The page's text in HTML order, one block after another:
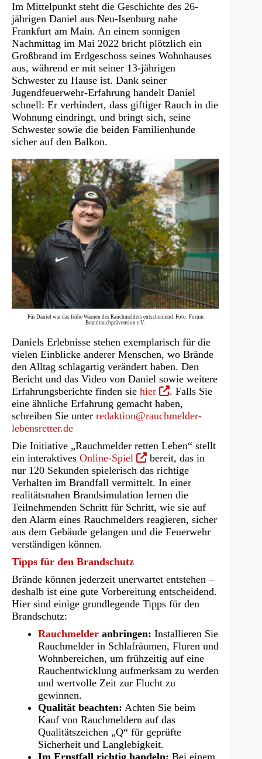
Im Mittelpunkt steht die Geschichte des 26-
jährigen Daniel aus Neu-Isenburg nahe
Frankfurt am Main. An einem sonnigen
Nachmittag im Mai 2022 bricht plötzlich ein
Großbrand im Erdgeschoss seines Wohnhauses
aus, während er mit seiner 13-jährigen
Schwester zu Hause ist. Dank seiner
Jugendfeuerwehr-Erfahrung handelt Daniel
schnell: Er verhindert, dass giftiger Rauch in die
Wohnung eindringt, und bringt sich, seine
Schwester sowie die beiden Familienhunde
sicher auf den Balkon.
Für Daniel war das frühe Warnen des Rauchmelders entscheidend. Foto: Forum
Brandrauchprävention e.V.
Daniels Erlebnisse stehen exemplarisch für die
vielen Einblicke anderer Menschen, wo Brände
den Alltag schlagartig verändert haben. Den
Bericht und das Video von Daniel sowie weitere
Erfahrungsberichte finden sie hier(Öffnet
in
einem
Tab)
. Falls Sie
eine ähnliche Erfahrung gemacht haben,
schreiben Sie unter redaktion@rauchmelder-
lebensretter.de
Die Initiative „Rauchmelder retten Leben“ stellt
ein interaktives Online-Spiel (Öffnet
in
einem
neuen
Tab)
bereit, das in
nur 120 Sekunden spielerisch das richtige
Verhalten im Brandfall vermittelt. In einer
realitätsnahen Brandsimulation lernen die
Teilnehmenden Schritt für Schritt, wie sie auf
den Alarm eines Rauchmelders reagieren, sicher
aus dem Gebäude gelangen und die Feuerwehr
verständigen können.
Tipps für den Brandschutz
Brände können jederzeit unerwartet entstehen –
deshalb ist eine gute Vorbereitung entscheidend.
Hier sind einige grundlegende Tipps für den
Brandschutz:
Rauchmelder anbringen: Installieren Sie
Rauchmelder in Schlafräumen, Fluren und
Wohnbereichen, um frühzeitig auf eine
Rauchentwicklung aufmerksam zu werden
und wertvolle Zeit zur Flucht zu
gewinnen.
Qualität beachten: Achten Sie beim
Kauf von Rauchmeldern auf das
Qualitätszeichen „Q“ für geprüfte
Sicherheit und Langlebigkeit.